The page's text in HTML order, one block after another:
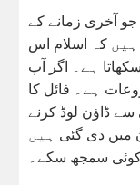
آخری زمانے کے
ہیں کہ اسلام اس
ہے۔ فائل کا
سے ڈاؤن لوڈ کرنے
میں دی گئی ہیں
کوئی سمجھ سکے۔